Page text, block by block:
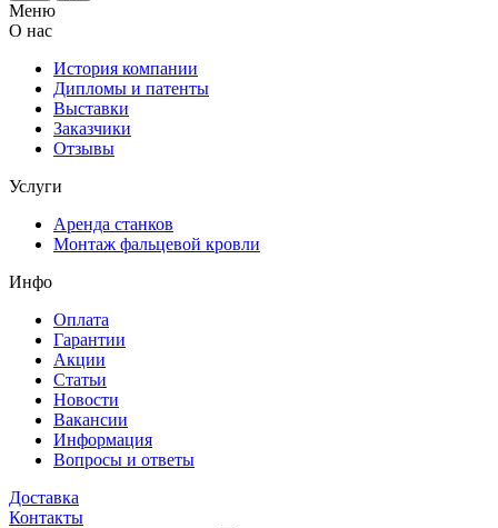
Меню
О нас
История компании
Дипломы и патенты
Выставки
Заказчики
Отзывы
Услуги
Аренда станков
Монтаж фальцевой кровли
Инфо
Оплата
Гарантии
Акции
Статьи
Новости
Вакансии
Информация
Вопросы и ответы
Доставка
Контакты